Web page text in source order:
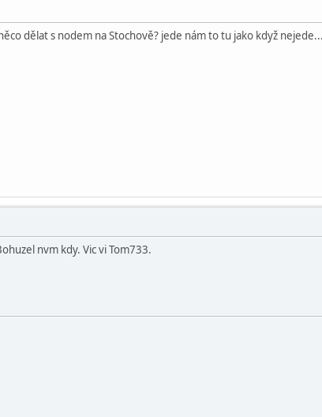
dělat s nodem na Stochově? jede nám to tu jako když
nvm kdy. Vic vi Tom733.